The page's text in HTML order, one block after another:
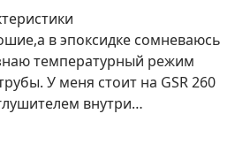
в эпоксидке сомневаюсь
температурный режим
У меня стоит на GSR 260
внутри…